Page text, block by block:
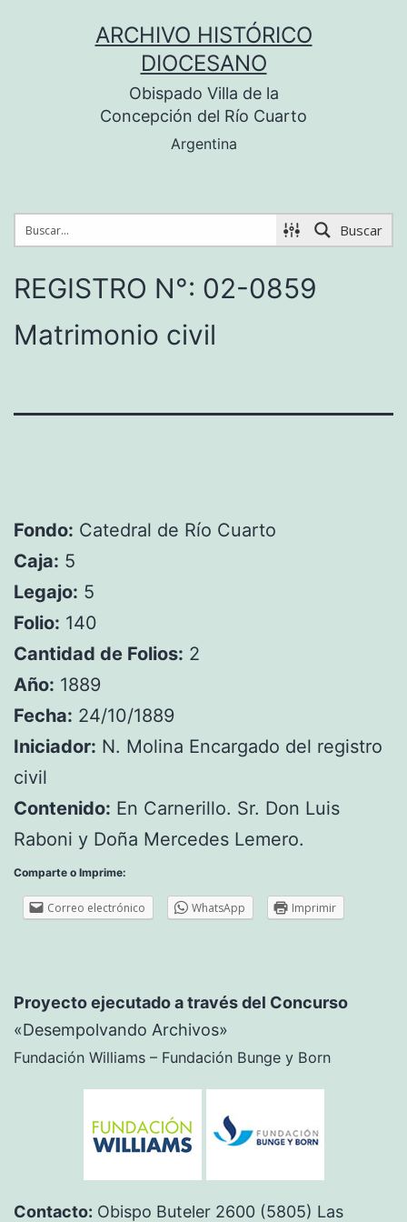
ARCHIVO HISTÓRICO
DIOCESANO
Obispado Villa de la
Concepción del Río Cuarto
Argentina
Buscar
REGISTRO N°: 02-0859
Matrimonio civil
Fondo: Catedral de Río Cuarto
Caja: 5
Legajo: 5
Folio: 140
Cantidad de Folios: 2
Año: 1889
Fecha: 24/10/1889
Iniciador: N. Molina Encargado del registro
civil
Contenido: En Carnerillo. Sr. Don Luis
Raboni y Doña Mercedes Lemero.
Comparte o Imprime:
Correo electrónico WhatsApp Imprimir
Proyecto ejecutado a través del Concurso
«Desempolvando Archivos»
Fundación Williams – Fundación Bunge y Born
Contacto: Obispo Buteler 2600 (5805) Las